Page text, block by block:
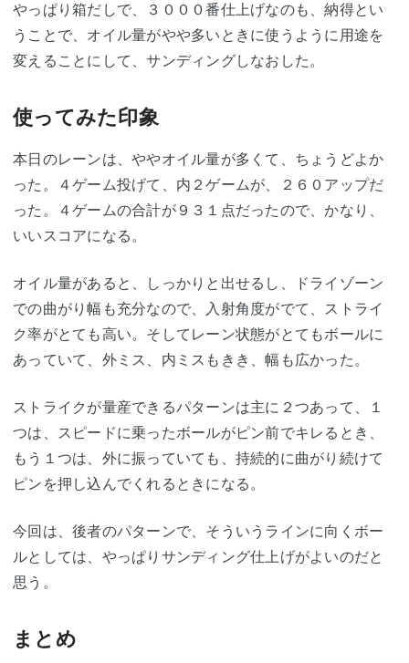
やっぱり箱だしで、３０００番仕上げなのも、納得とい
うことで、オイル量がやや多いときに使うように用途を
変えることにして、サンディングしなおした。
使ってみた印象
本日のレーンは、ややオイル量が多くて、ちょうどよか
った。４ゲーム投げて、内２ゲームが、２６０アップだ
った。４ゲームの合計が９３１点だったので、かなり、
いいスコアになる。
オイル量があると、しっかりと出せるし、ドライゾーン
での曲がり幅も充分なので、入射角度がでて、ストライ
ク率がとても高い。そしてレーン状態がとてもボールに
あっていて、外ミス、内ミスもきき、幅も広かった。
ストライクが量産できるパターンは主に２つあって、１
つは、スピードに乗ったボールがピン前でキレるとき、
もう１つは、外に振っていても、持続的に曲がり続けて
ピンを押し込んでくれるときになる。
今回は、後者のパターンで、そういうラインに向くボー
ルとしては、やっぱりサンディング仕上げがよいのだと
思う。
まとめ